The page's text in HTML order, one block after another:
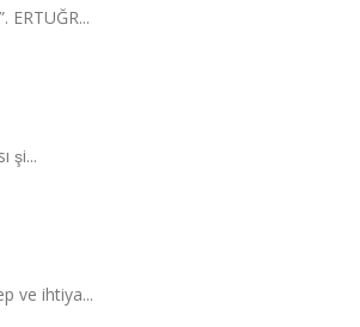
ERTUĞR...
şi...
ve ihtiya...